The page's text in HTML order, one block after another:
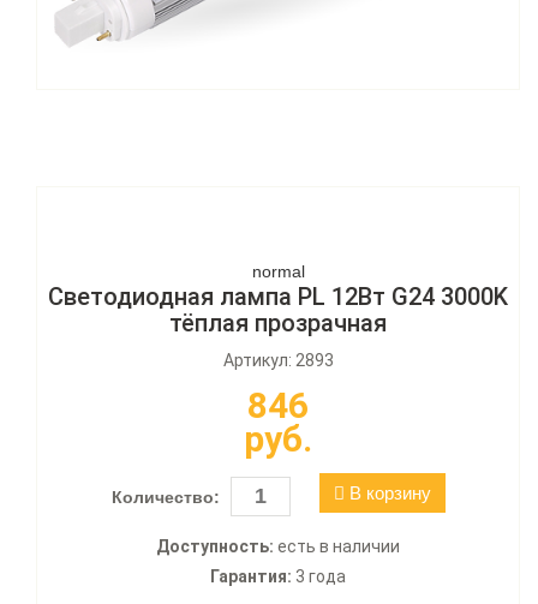
normal
Светодиодная лампа PL 12Вт G24 3000K
тёплая прозрачная
Артикул: 2893
846
руб.
Количество: В корзину
Доступность: есть в наличии
Гарантия: 3 года